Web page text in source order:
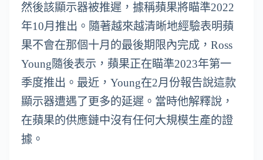
然後該顯示器被推遲，據稱蘋果將瞄準2022
年10月推出。隨著越來越清晰地經驗表明蘋
果不會在那個十月的最後期限內完成，Ross
Young隨後表示，蘋果正在瞄準2023年第一
季度推出。最近，Young在2月份報告說這款
顯示器遭遇了更多的延遲。當時他解釋說，
在蘋果的供應鏈中沒有任何大規模生產的證
據。